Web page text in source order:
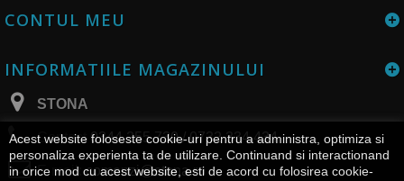
CONTUL MEU
INFORMATIILE MAGAZINULUI
STONA
Contact 0344 255 730 / 0732 334 434
E-mail:comenzi@stona.ro
Acest website foloseste cookie-uri pentru a administra, optimiza si
personaliza experienta ta de utilizare. Continuand si interactionand
in orice mod cu acest website, esti de acord cu folosirea cookie-